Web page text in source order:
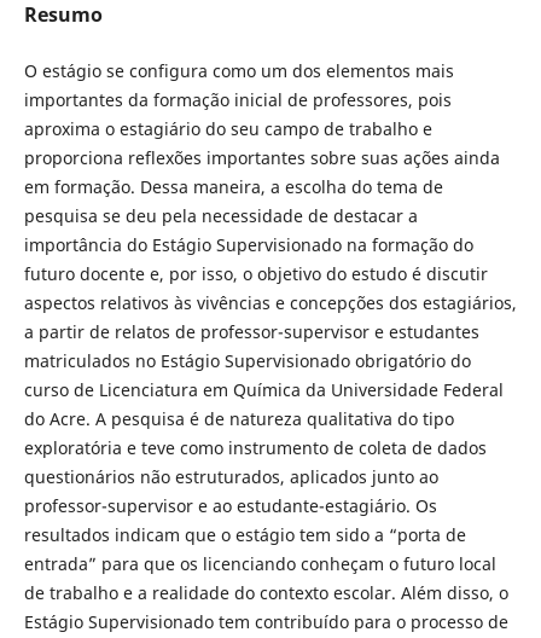
Resumo
O estágio se configura como um dos elementos mais
importantes da formação inicial de professores, pois
aproxima o estagiário do seu campo de trabalho e
proporciona reflexões importantes sobre suas ações ainda
em formação. Dessa maneira, a escolha do tema de
pesquisa se deu pela necessidade de destacar a
importância do Estágio Supervisionado na formação do
futuro docente e, por isso, o objetivo do estudo é discutir
aspectos relativos às vivências e concepções dos estagiários,
a partir de relatos de professor-supervisor e estudantes
matriculados no Estágio Supervisionado obrigatório do
curso de Licenciatura em Química da Universidade Federal
do Acre. A pesquisa é de natureza qualitativa do tipo
exploratória e teve como instrumento de coleta de dados
questionários não estruturados, aplicados junto ao
professor-supervisor e ao estudante-estagiário. Os
resultados indicam que o estágio tem sido a “porta de
entrada” para que os licenciando conheçam o futuro local
de trabalho e a realidade do contexto escolar. Além disso, o
Estágio Supervisionado tem contribuído para o processo de